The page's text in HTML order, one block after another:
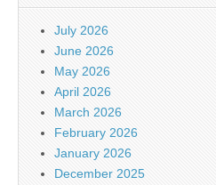
July 2026
June 2026
May 2026
April 2026
March 2026
February 2026
January 2026
December 2025